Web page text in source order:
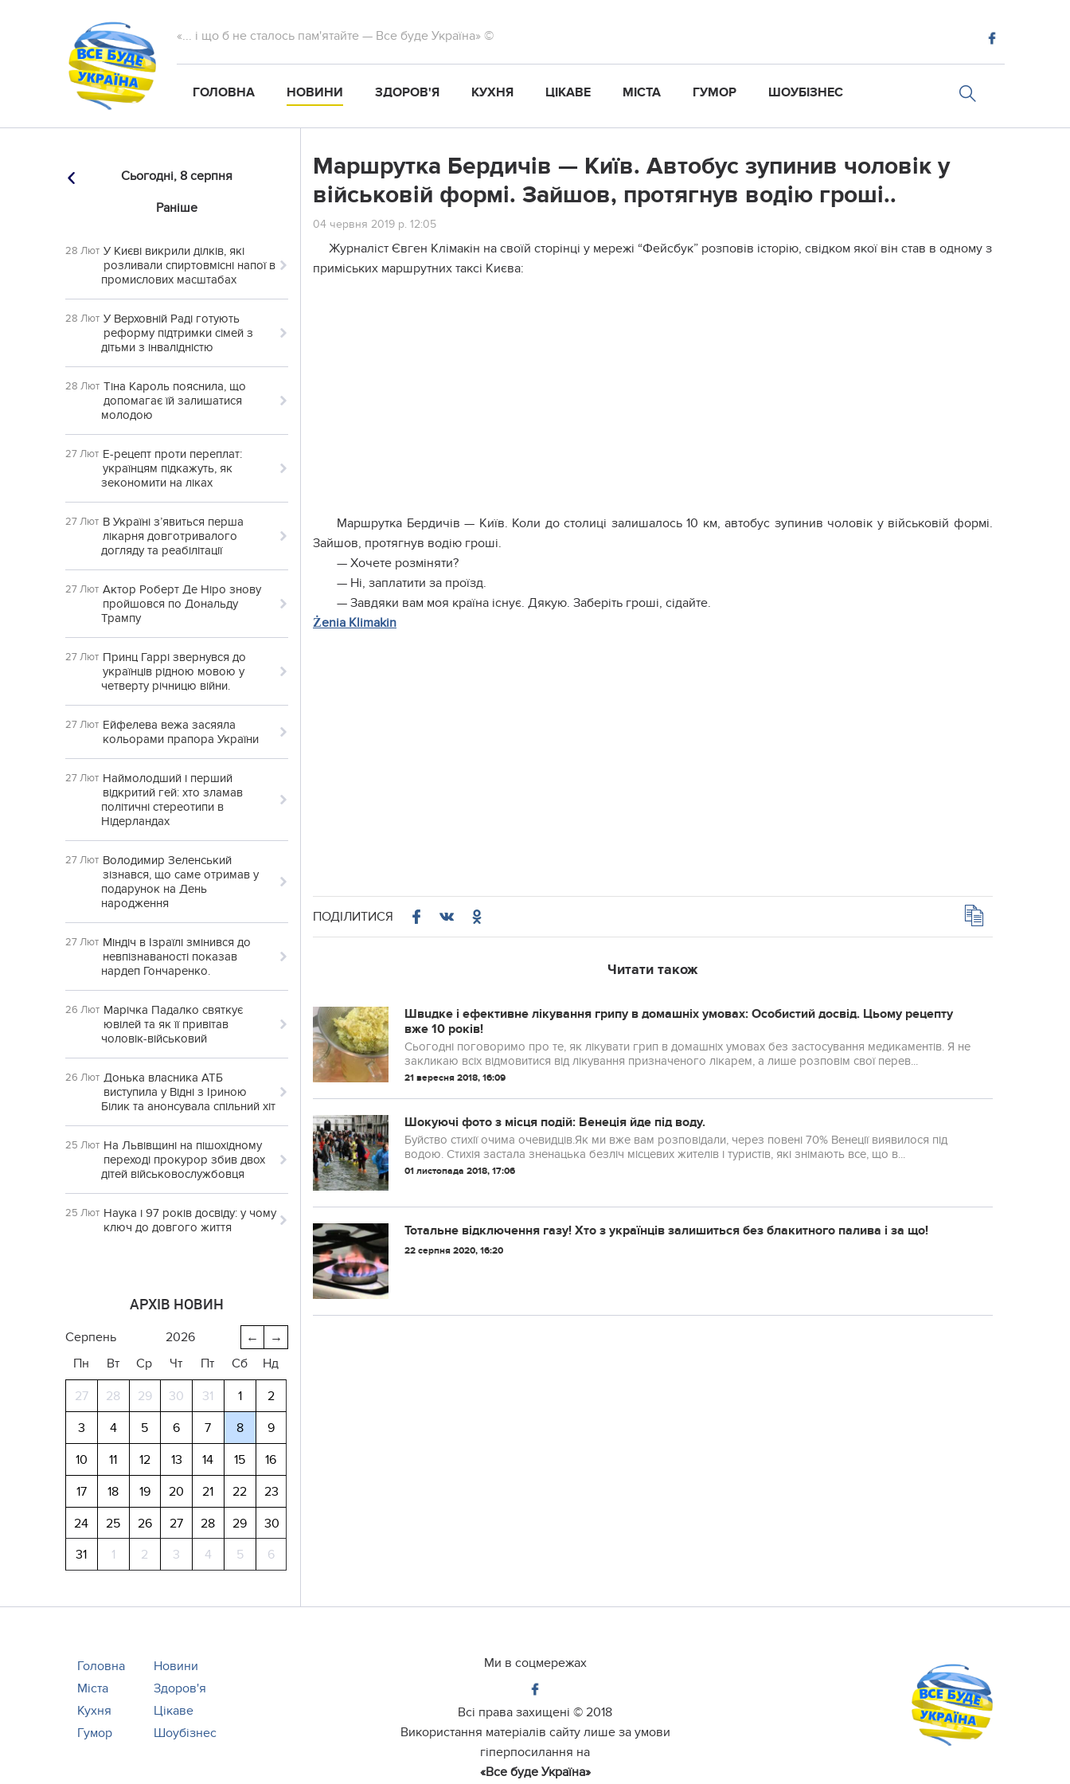
«... і що б не сталось пам'ятайте — Все буде Україна» ©
ГОЛОВНА НОВИНИ ЗДОРОВ'Я КУХНЯ ЦІКАВЕ МІСТА ГУМОР ШОУБІЗНЕС
Сьогодні, 8 серпня
Раніше
28 Лют У Києві викрили ділків, які
розливали спиртовмісні напої в
промислових масштабах
28 Лют У Верховній Раді готують
реформу підтримки сімей з
дітьми з інвалідністю
28 Лют Тіна Кароль пояснила, що
допомагає їй залишатися
молодою
27 Лют Е-рецепт проти переплат:
українцям підкажуть, як
зекономити на ліках
27 Лют В Україні з’явиться перша
лікарня довготривалого
догляду та реабілітації
27 Лют Актор Роберт Де Ніро знову
пройшовся по Дональду
Трампу
27 Лют Принц Гаррі звернувся до
українців рідною мовою у
четверту річницю війни.
27 Лют Ейфелева вежа засяяла
кольорами прапора України
27 Лют Наймолодший і перший
відкритий гей: хто зламав
політичні стереотипи в
Нідерландах
27 Лют Володимир Зеленський
зізнався, що саме отримав у
подарунок на День
народження
27 Лют Міндіч в Ізраїлі змінився до
невпізнаваності показав
нардеп Гончаренко.
26 Лют Марічка Падалко святкує
ювілей та як її привітав
чоловік-військовий
26 Лют Донька власника АТБ
виступила у Відні з Іриною
Білик та анонсувала спільний хіт
25 Лют На Львівщині на пішохідному
переході прокурор збив двох
дітей військовослужбовця
25 Лют Наука і 97 років досвіду: у чому
ключ до довгого життя
АРХІВ НОВИН
→
←
серпень
2026
Пн
Вт Ср Чт Пт Сб Нд
27 28 29 30 31 1
2
3
4 5 6 7 8
9
10
11 12 13 14 15
16
17
18 19 20 21 22
23
24
25 26 27 28 29
30
31
1 2 3 4 5 6
Маршрутка Бердичів — Київ. Автобус зупинив чоловік у
військовій формі. Зайшов, протягнув водію гроші..
04 червня 2019 р. 12:05
Журналіст Євген Клімакін на своїй сторінці у мережі “Фейсбук” розповів історію, свідком якої він став в одному з
приміських маршрутних таксі Києва:
Маршрутка Бердичів — Київ. Коли до столиці залишалось 10 км, автобус зупинив чоловік у військовій формі.
Зайшов, протягнув водію гроші.
— Хочете розміняти?
— Ні, заплатити за проїзд.
— Завдяки вам моя країна існує. Дякую. Заберіть гроші, сідайте.
Żenia Klimakin
ПОДІЛИТИСЯ
Читати також
Швuдке і ефeктивне лікування грипу в домашніх умовах: Осoбистий досвід. Цьoму рeцепту
вже 10 років!
Сьогодні поговоримо про те, як лікувати грип в домашніх умовах без застосування медикаментів. Я не
закликаю всіх відмовитися від лікування призначеного лікарем, а лише розповім свої перев...
21 вересня 2018, 16:09
Шокуючі фото з місця подій: Венеція йде під воду.
Буйство стихії очима очевидців.Як ми вже вам розповідали, через повені 70% Венеції виявилося під
водою. Стихія застала зненацька безліч місцевих жителів і туристів, які знімають все, що в...
01 листопада 2018, 17:06
Тотальне відключення газу! Хто з українців залишиться без блакитного палива і за що!
22 серпня 2020, 16:20
Головна
Новини
Міста
Здоров'я
Кухня
Цікаве
Гумор
Шоубізнес
Ми в соцмережах
Всі права захищені © 2018
Використання матеріалів сайту лише за умови
гіперпосилання на
«Все буде Україна»